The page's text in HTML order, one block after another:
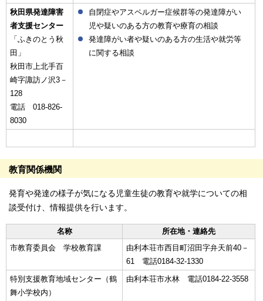
秋田県発達障害
者支援センター
「ふきのとう秋
田」
秋田市上北手百
崎字諏訪ノ沢3－
128
電話 018-826-
8030
自閉症やアスペルガー症候群等の発達障がい
児や疑いのある方の教育や療育の相談
発達障がい者や疑いのある方の生活や就労等
に関する相談
教育関係機関
発育や発達の様子が気になる児童生徒の教育や就学についての相
談受付け、情報提供を行います。
名称
所在地・連絡先
市教育委員会 学校教育課
由利本荘市西目町沼田字弁天前40－
61 電話0184-32-1330
特別支援教育地域センター（鶴
舞小学校内）
由利本荘市水林 電話0184-22-3558